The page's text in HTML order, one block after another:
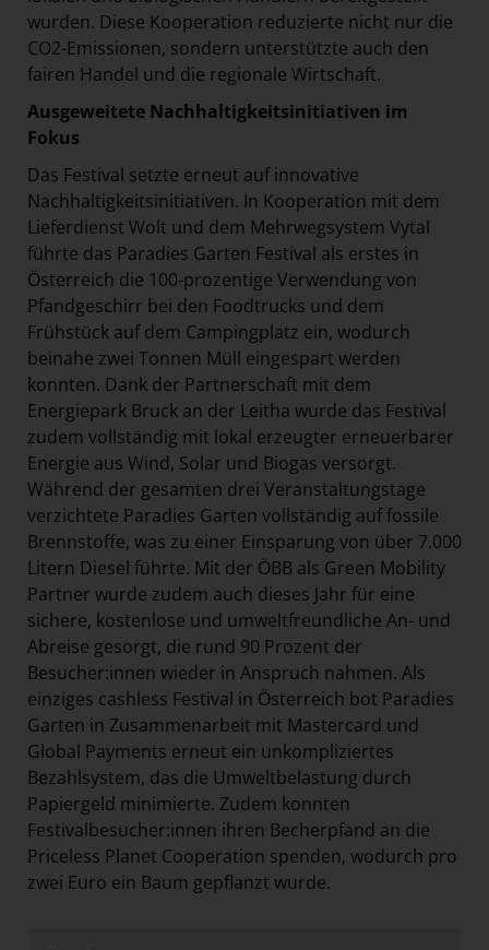
wurden. Diese Kooperation reduzierte nicht nur die
CO2-Emissionen, sondern unterstützte auch den
fairen Handel und die regionale Wirtschaft.
Ausgeweitete Nachhaltigkeitsinitiativen im
Fokus
Das Festival setzte erneut auf innovative
Nachhaltigkeitsinitiativen. In Kooperation mit dem
Lieferdienst Wolt und dem Mehrwegsystem Vytal
führte das Paradies Garten Festival als erstes in
Österreich die 100-prozentige Verwendung von
Pfandgeschirr bei den Foodtrucks und dem
Frühstück auf dem Campingplatz ein, wodurch
beinahe zwei Tonnen Müll eingespart werden
konnten. Dank der Partnerschaft mit dem
Energiepark Bruck an der Leitha wurde das Festival
zudem vollständig mit lokal erzeugter erneuerbarer
Energie aus Wind, Solar und Biogas versorgt.
Während der gesamten drei Veranstaltungstage
verzichtete Paradies Garten vollständig auf fossile
Brennstoffe, was zu einer Einsparung von über 7.000
Litern Diesel führte. Mit der ÖBB als Green Mobility
Partner wurde zudem auch dieses Jahr für eine
sichere, kostenlose und umweltfreundliche An- und
Abreise gesorgt, die rund 90 Prozent der
Besucher:innen wieder in Anspruch nahmen. Als
einziges cashless Festival in Österreich bot Paradies
Garten in Zusammenarbeit mit Mastercard und
Global Payments erneut ein unkompliziertes
Bezahlsystem, das die Umweltbelastung durch
Papiergeld minimierte. Zudem konnten
Festivalbesucher:innen ihren Becherpfand an die
Priceless Planet Cooperation spenden, wodurch pro
zwei Euro ein Baum gepflanzt wurde.